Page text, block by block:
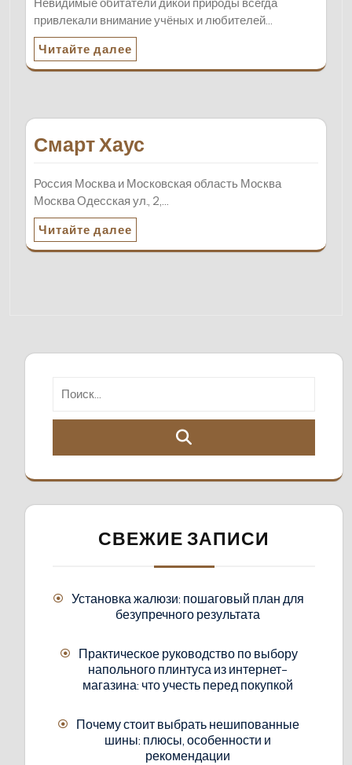
Невидимые обитатели дикой природы всегда
привлекали внимание учёных и любителей…
Читайте далее
Смарт Хаус
Россия Москва и Московская область Москва
Москва Одесская ул., 2,…
Читайте далее
СВЕЖИЕ ЗАПИСИ
Установка жалюзи: пошаговый план для
безупречного результата
Практическое руководство по выбору
напольного плинтуса из интернет-
магазина: что учесть перед покупкой
Почему стоит выбрать нешипованные
шины: плюсы, особенности и
рекомендации